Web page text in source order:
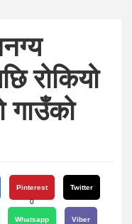
रोकियो
गाउँको
Pinterest
0
Twitter
Whatsapp Viber